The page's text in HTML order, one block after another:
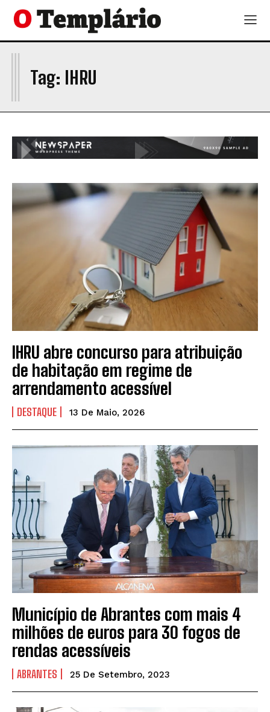
Tag: IHRU
I
IHRU abre concurso para atribuição
de habitação em regime de
arrendamento acessível
DESTAQUE 13 De Maio, 2026
Município de Abrantes com mais 4
milhões de euros para 30 fogos de
rendas acessíveis
ABRANTES 25 De Setembro, 2023